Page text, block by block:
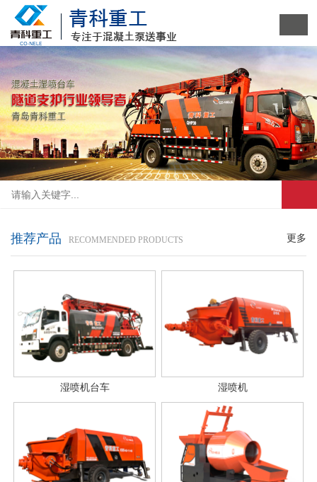
1 2 3 4 5
更多
推荐产品 RECOMMENDED PRODUCTS
湿喷机台车 湿喷机